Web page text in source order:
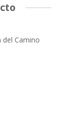
del Camino